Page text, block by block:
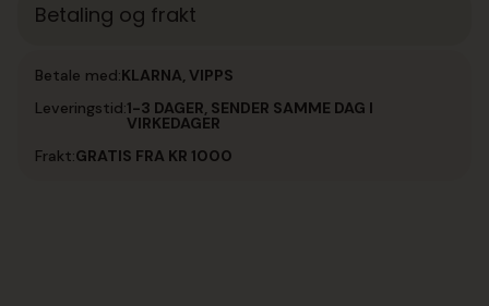
Betaling og frakt
Betale med:KLARNA, VIPPS
Leveringstid:1-3 DAGER, SENDER SAMME DAG I
VIRKEDAGER
Frakt:GRATIS FRA KR 1000